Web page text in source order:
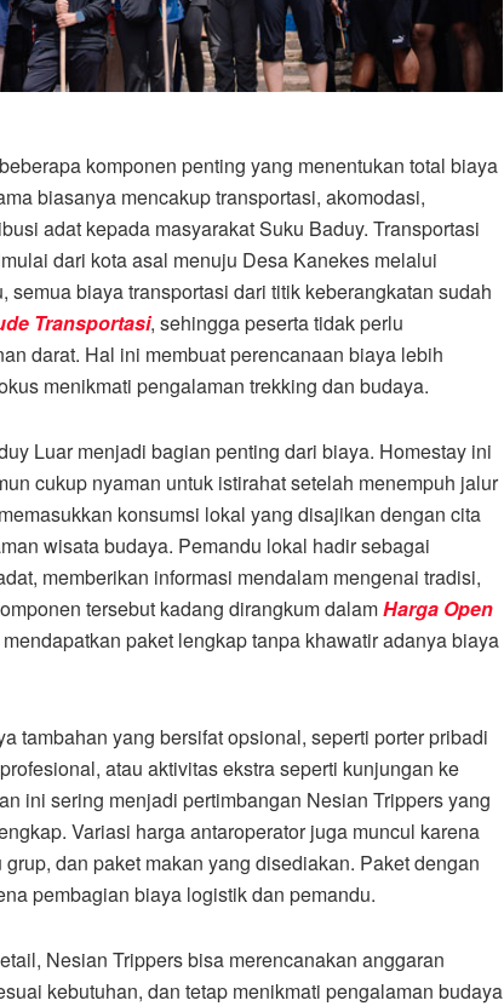
komponen penting yang menentukan total biaya
biasanya mencakup transportasi, akomodasi,
adat kepada masyarakatSuku Baduy. Transportasi
dari kota asal menuju Desa Kanekes melalui
semua biaya transportasi dari titik keberangkatan sudah
Transportasi, sehingga peserta tidak perlu
darat. Hal ini membuat perencanaan biaya lebih
menikmati pengalaman trekking dan budaya.
Luar menjadi bagian penting dari biaya. Homestay ini
cukup nyaman untuk istirahat setelah menempuh jalur
konsumsi lokal yang disajikan dengan cita
wisata budaya. Pemandu lokal hadir sebagai
memberikan informasi mendalam mengenai tradisi,
tersebut kadang dirangkum dalamHarga Open
paket lengkap tanpa khawatir adanya biaya
tambahan yang bersifat opsional, seperti porter pribadi
atau aktivitas ekstra seperti kunjungan ke
ini sering menjadi pertimbangan Nesian Trippers yang
Variasi harga antaroperator juga muncul karena
dan paket makan yang disediakan. Paket dengan
pembagian biaya logistik dan pemandu.
Nesian Trippers bisa merencanakan anggaran
kebutuhan, dan tetap menikmati pengalaman budaya